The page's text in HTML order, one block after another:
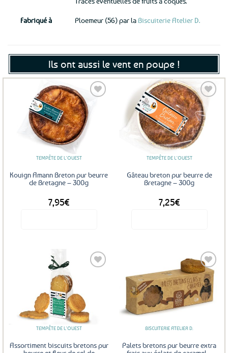
Fabriqué à Ploemeur (56) par la Biscuiterie Atelier D.
Ils ont aussi le vent en poupe !
Ajouter
TEMPÊTE DE L'OUEST
Kouign Amann Breton pur beurre
de Bretagne – 300g
7,95€
Ajouter
aux
favoris
TEMPÊTE DE L'OUEST
Gâteau breton pur beurre de
Bretagne – 300g
7,25€
favoris
TEMPÊTE DE L'OUEST
Assortiment biscuits bretons pur
Ajouter
aux
favoris
BISCUITERIE ATELIER D.
Palets bretons pur beurre extra